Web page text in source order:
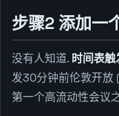
步骤2 添加一
没有人知道. 时间表触
发30分钟前伦敦开放
第一个高流动性会议